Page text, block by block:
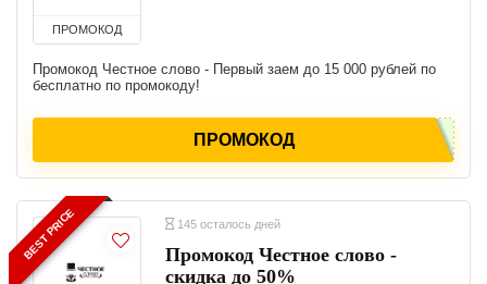
ПРОМОКОД
Промокод Честное слово - Первый заем до 15 000 рублей по
бесплатно по промокоду!
ПРОМОКОД
BEST PRICE 145 осталось дней
Промокод Честное слово -
скидка до 50%